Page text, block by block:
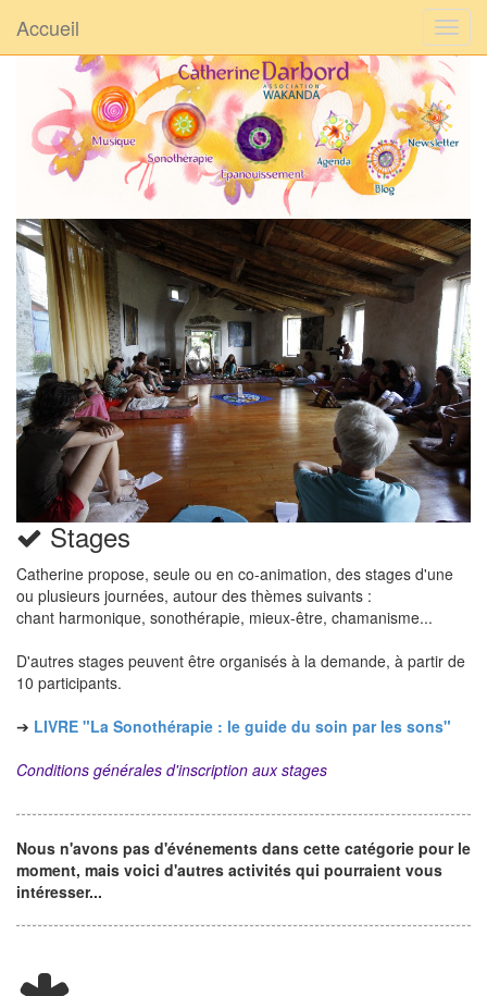
Accueil
Stages
Catherine propose, seule ou en co-animation, des stages d'une
ou plusieurs journées, autour des thèmes suivants :
chant harmonique, sonothérapie, mieux-être, chamanisme...
D'autres stages peuvent être organisés à la demande, à partir de
10 participants.
➔ LIVRE "La Sonothérapie : le guide du soin par les sons"
Conditions générales d'inscription aux stages
Nous n'avons pas d'événements dans cette catégorie pour le
moment, mais voici d'autres activités qui pourraient vous
intéresser...